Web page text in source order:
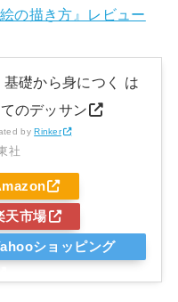
の描き方』レビュー
基礎から身につく は
のデッサン
byRinker
社
天市場
ショッピング